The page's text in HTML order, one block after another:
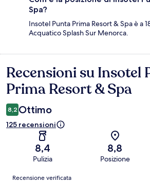
Spa?
Insotel Punta Prima Resort & Spa è a
Acquatico Splash Sur Menorca.
Recensioni
Recensioni su Insotel
Prima Resort & Spa
8,2 Ottimo
125 recensioni
8,4
Pulizia
8,8
Posizione
Recensioni
Recensione verificata